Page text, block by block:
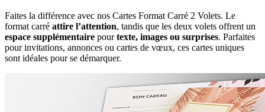
Faites la différence avec nos Cartes Format Carré 2 Volets. Le
format carré attire l’attention, tandis que les deux volets offrent un
espace supplémentaire pourtexte, images ou surprises. Parfaites
pour invitations, annonces ou cartes de vœux, ces cartes uniques
sont idéales pour se démarquer.